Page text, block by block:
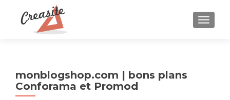
monblogshop.com | bons plans
Conforama et Promod